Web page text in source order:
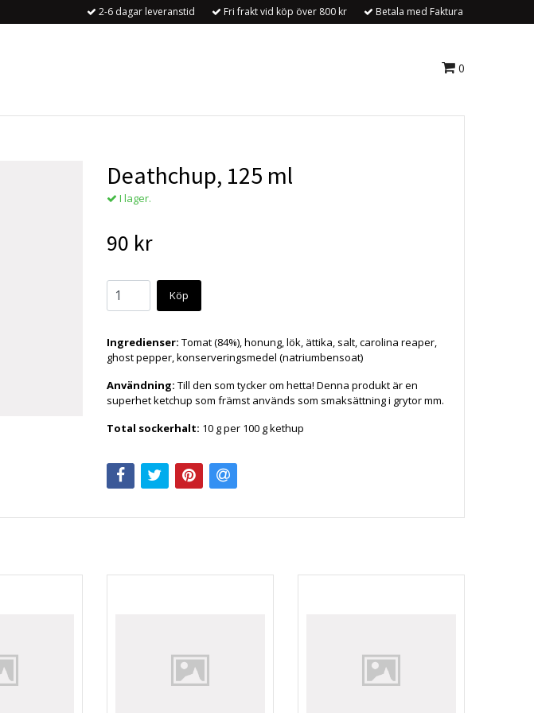
2-6 dagar leveranstid Fri frakt vid köp över 800 kr Betala med Faktura
0
Deathchup, 125 ml
I lager.
90 kr
Köp
Ingredienser: Tomat (84%), honung, lök, ättika, salt, carolina reaper,
ghost pepper, konserveringsmedel (natriumbensoat)
Användning: Till den som tycker om hetta! Denna produkt är en
superhet ketchup som främst används som smaksättning i grytor mm.
Total sockerhalt: 10 g per 100 g kethup